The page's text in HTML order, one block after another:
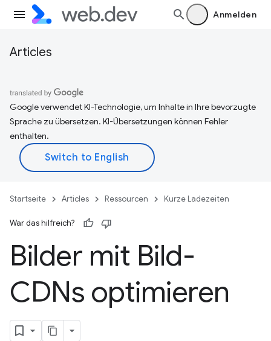
Anmelden
Articles
Google verwendet KI-Technologie, um Inhalte in Ihre bevorzugte
Sprache zu übersetzen. KI-Übersetzungen können Fehler
enthalten.
Startseite Articles Ressourcen Kurze Ladezeiten
War das hilfreich?
Bilder mit Bild-
CDNs optimieren